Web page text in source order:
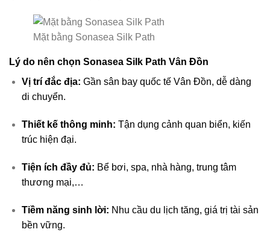
Mặt bằng Sonasea Silk Path
Lý do nên chọn Sonasea Silk Path Vân Đồn
Vị trí đắc địa: Gần sân bay quốc tế Vân Đồn, dễ dàng
di chuyển.
Thiết kế thông minh: Tận dụng cảnh quan biển, kiến
trúc hiện đại.
Tiện ích đầy đủ: Bể bơi, spa, nhà hàng, trung tâm
thương mại,…
Tiềm năng sinh lời: Nhu cầu du lịch tăng, giá trị tài sản
bền vững.